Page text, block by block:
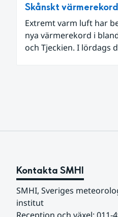
Skånskt
Extremt varm luft har
nya värmerekord i
och Tjeckien. I lördags
Kontakta SMHI
SMHI, Sveriges
institut